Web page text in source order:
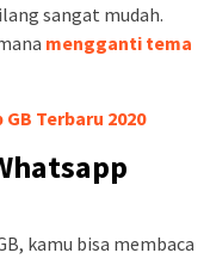
sangat mudah.
mengganti tema
Terbaru 2020
kamu bisa membaca